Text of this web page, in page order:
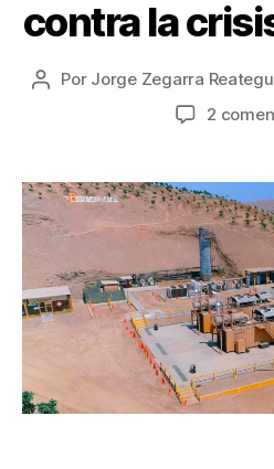
contra la
Autor
Por Jorge Zegarra
2